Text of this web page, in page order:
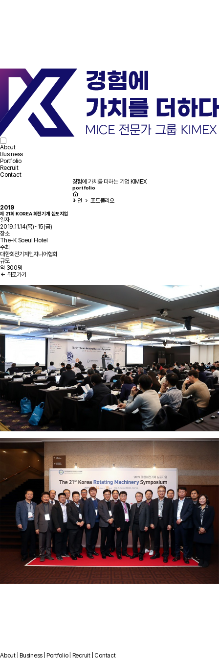
About
Business
Portfolio
Recruit
Contact
경험에 가치를 더하는 기업 KIMEX
portfolio
메인
포트폴리오
2019
제 21회 KOREA 회전기계 심포지엄
일자
2019.11.14(목)~15(금)
장소
The-K Soeul Hotel
주최
대한회전기계엔지니어협회
규모
약 300명
뒤로가기
About Business Portfolio Recruit Contact